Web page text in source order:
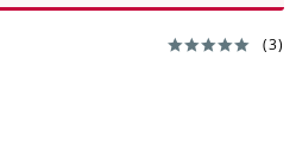
(3)